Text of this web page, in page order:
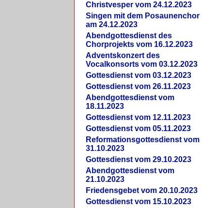
Christvesper vom 24.12.2023
Singen mit dem Posaunenchor
am 24.12.2023
Abendgottesdienst des
Chorprojekts vom 16.12.2023
Adventskonzert des
Vocalkonsorts vom 03.12.2023
Gottesdienst vom 03.12.2023
Gottesdienst vom 26.11.2023
Abendgottesdienst vom
18.11.2023
Gottesdienst vom 12.11.2023
Gottesdienst vom 05.11.2023
Reformationsgottesdienst vom
31.10.2023
Gottesdienst vom 29.10.2023
Abendgottesdienst vom
21.10.2023
Friedensgebet vom 20.10.2023
Gottesdienst vom 15.10.2023